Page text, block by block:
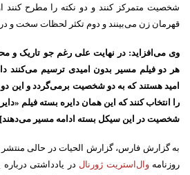
شخصیت متمرکز کنند و دو نکته را مطرح کنند
قهرمان زن می‌بینند و دوم تکثر لحظات سخت و
وی می‌افزاید: در نهایت علی رغم جو تاریک و
هر دو فیلم مسیر بدون امیدی ترسیم می‌کنند
امید هستند که به دو شخصیت برمی‌گردد و این
را انتخاب کنند که این همان دایره بسته فیلم
شخصیت در این سیکل بسته ادامه مسیر
به گزارش فارس، گزارش الحیات در حالی
روزنامهوال‌استریت ژورنال در یادداشتی